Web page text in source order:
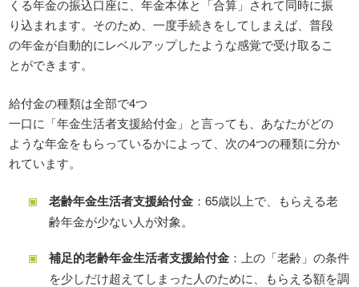
くる年金の振込口座に、年金本体と「合算」されて同時に振
り込まれます。そのため、一度手続きをしてしまえば、普段
の年金が自動的にレベルアップしたような感覚で受け取るこ
とができます。
給付金の種類は全部で4つ
一口に「年金生活者支援給付金」と言っても、あなたがどの
ような年金をもらっているかによって、次の4つの種類に分か
れています。
老齢年金生活者支援給付金 ：65歳以上で、もらえる老
齢年金が少ない人が対象。
補足的老齢年金生活者支援給付金 ：上の「老齢」の条件
を少しだけ超えてしまった人のために、もらえる額を調